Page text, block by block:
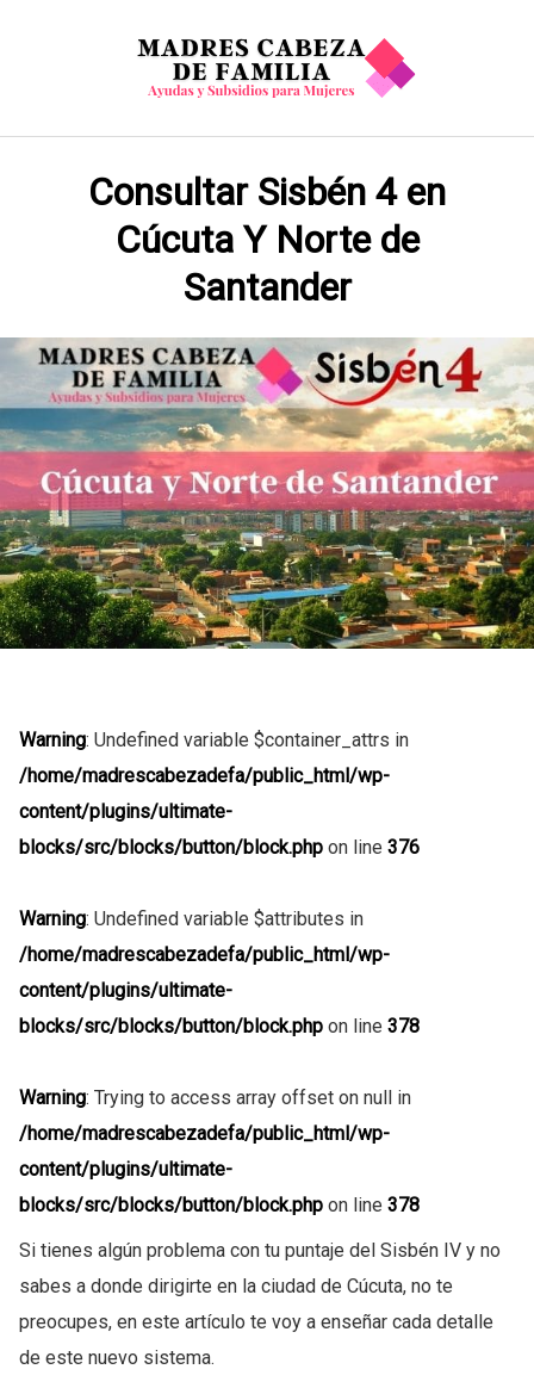
Consultar Sisbén 4 en
Cúcuta Y Norte de
Santander
Warning: Undefined variable $container_attrs in
/home/madrescabezadefa/public_html/wp-
content/plugins/ultimate-
blocks/src/blocks/button/block.php on line 376
Warning: Undefined variable $attributes in
/home/madrescabezadefa/public_html/wp-
content/plugins/ultimate-
blocks/src/blocks/button/block.php on line 378
Warning: Trying to access array offset on null in
/home/madrescabezadefa/public_html/wp-
content/plugins/ultimate-
blocks/src/blocks/button/block.php on line 378
Si tienes algún problema con tu puntaje del Sisbén IV y no
sabes a donde dirigirte en la ciudad de Cúcuta, no te
preocupes, en este artículo te voy a enseñar cada detalle
de este nuevo sistema.